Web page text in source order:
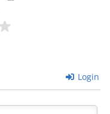
Login